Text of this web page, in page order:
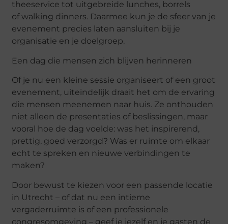
theeservice tot uitgebreide lunches, borrels
ofwalking dinners. Daarmee kun je de sfeer van je
evenement precies laten aansluiten bij je
organisatie en je doelgroep.
Een dag die mensen zich blijven herinneren
Of je nu een kleine sessie organiseert of een groot
evenement, uiteindelijk draait het om de ervaring
die mensen meenemen naar huis. Ze onthouden
niet alleen de presentaties of beslissingen, maar
vooral hoe de dag voelde: was het inspirerend,
prettig, goed verzorgd? Was er ruimte om elkaar
echt te spreken en nieuwe verbindingen te
maken?
Door bewust te kiezen voor een passende locatie
in Utrecht – of dat nu een intieme
vergaderruimte is of een professionele
congresomgeving – geef je jezelf en je gasten de